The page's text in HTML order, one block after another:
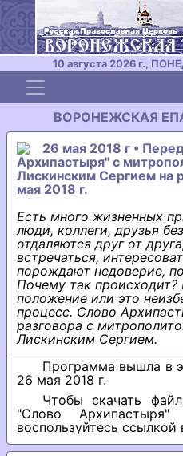
10 августа 2026 г.,
Toggle navigation
ВОРОНЕЖСКАЯ
26 мая 2018 г •
Архипастыря" с
Лискинским Сергием на
мая 2018 г.
Есть много жизненных
люди, коллеги, друзья
отдаляются друг от
встречаться,
порождают недоверие,
Почему так
положение или это
процесс. Слово
разговора с
Лискинским Сергием.
Программа вышла в
26 мая 2018 г.
Чтобы скачать
"Слово
воспользуйтесь ссылкой